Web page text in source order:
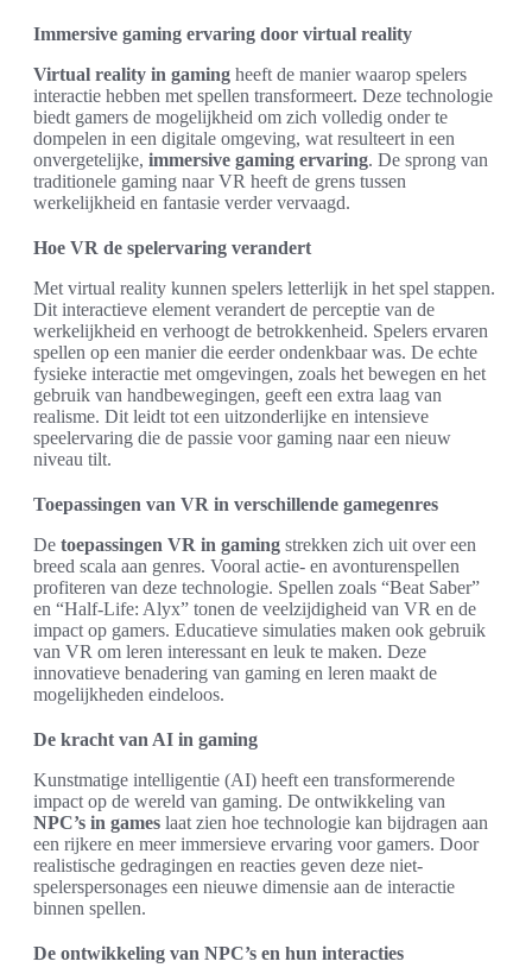
Immersive gaming ervaring door virtual reality
Virtual reality in gaming heeft de manier waarop spelers
interactie hebben met spellen transformeert. Deze technologie
biedt gamers de mogelijkheid om zich volledig onder te
dompelen in een digitale omgeving, wat resulteert in een
onvergetelijke, immersive gaming ervaring. De sprong van
traditionele gaming naar VR heeft de grens tussen
werkelijkheid en fantasie verder vervaagd.
Hoe VR de spelervaring verandert
Met virtual reality kunnen spelers letterlijk in het spel stappen.
Dit interactieve element verandert de perceptie van de
werkelijkheid en verhoogt de betrokkenheid. Spelers ervaren
spellen op een manier die eerder ondenkbaar was. De echte
fysieke interactie met omgevingen, zoals het bewegen en het
gebruik van handbewegingen, geeft een extra laag van
realisme. Dit leidt tot een uitzonderlijke en intensieve
speelervaring die de passie voor gaming naar een nieuw
niveau tilt.
Toepassingen van VR in verschillende gamegenres
De toepassingen VR in gaming strekken zich uit over een
breed scala aan genres. Vooral actie- en avonturenspellen
profiteren van deze technologie. Spellen zoals “Beat Saber”
en “Half-Life: Alyx” tonen de veelzijdigheid van VR en de
impact op gamers. Educatieve simulaties maken ook gebruik
van VR om leren interessant en leuk te maken. Deze
innovatieve benadering van gaming en leren maakt de
mogelijkheden eindeloos.
De kracht van AI in gaming
Kunstmatige intelligentie (AI) heeft een transformerende
impact op de wereld van gaming. De ontwikkeling van
NPC’s in games laat zien hoe technologie kan bijdragen aan
een rijkere en meer immersieve ervaring voor gamers. Door
realistische gedragingen en reacties geven deze niet-
spelerspersonages een nieuwe dimensie aan de interactie
binnen spellen.
De ontwikkeling van NPC’s en hun interacties